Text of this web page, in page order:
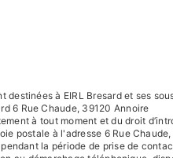
à EIRL Bresard et ses
6 Rue Chaude, 39120 Annoire
à tout moment et du droit
postale à l'adresse 6 Rue
la période de prise de